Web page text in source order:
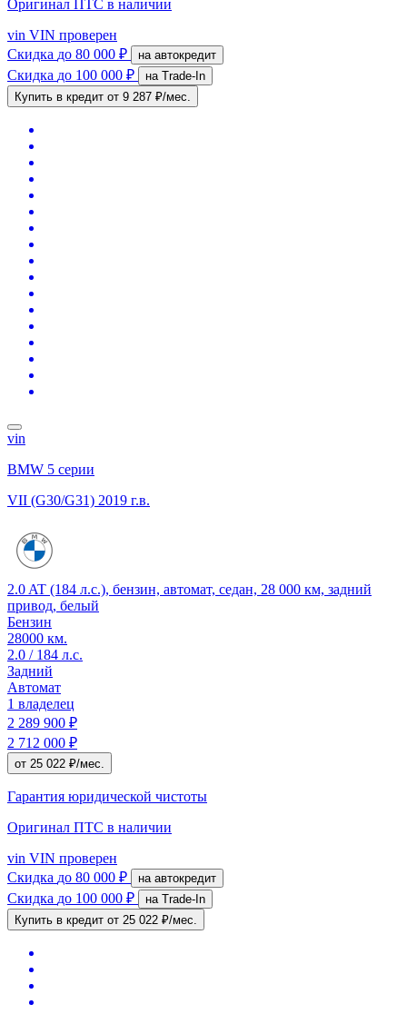
Оригинал ПТС в наличии
vin VIN проверен
Скидка до 80 000 ₽ на автокредит
Скидка до 100 000 ₽
на Trade-In
Купить в кредит от 9 287 ₽/мес.
vin
BMW 5 серии
VII (G30/G31) 2019 г.в.
2.0 AT (184 л.с.), бензин, автомат, седан, 28 000 км, задний
привод, белый
Бензин
28000 км.
2.0 / 184 л.с.
Задний
Автомат
1 владелец
2 289 900 ₽
2 712 000 ₽
от 25 022 ₽/мес.
Гарантия юридической чистоты
Оригинал ПТС в наличии
vin VIN проверен
Скидка до 80 000 ₽ на автокредит
Скидка до 100 000 ₽
на Trade-In
Купить в кредит от 25 022 ₽/мес.